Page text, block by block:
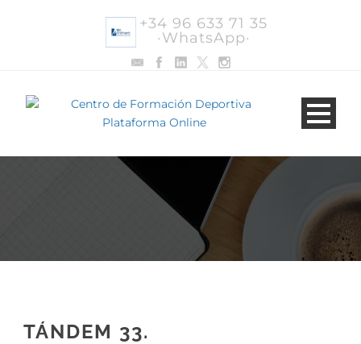
+34 96 633 71 35
·WhatsApp·
TÁNDEM 33.